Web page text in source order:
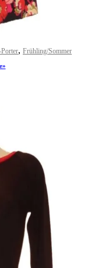
, Frühling/Sommer